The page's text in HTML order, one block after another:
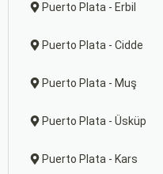
Puerto Plata - Erbil
Puerto Plata - Cidde
Puerto Plata - Muş
Puerto Plata - Üsküp
Puerto Plata - Kars